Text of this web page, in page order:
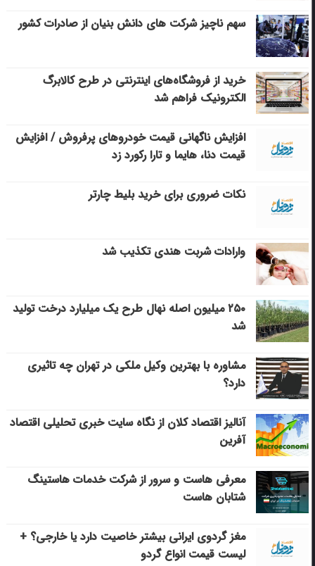
سهم ناچیز شرکت های دانش بنیان از صادرات کشور
خرید از فروشگاه‌های اینترنتی در طرح کالابرگ
الکترونیک فراهم شد
افزایش ناگهانی قیمت خودروهای پرفروش / افزایش
قیمت دنا، هایما و تارا رکورد زد
نکات ضروری برای خرید بلیط چارتر
وارادات شربت هندی تکذیب شد
۲۵۰ میلیون اصله نهال طرح یک میلیارد درخت تولید
شد
مشاوره با بهترین وکیل ملکی در تهران چه تاثیری
دارد؟
آنالیز اقتصاد کلان از نگاه سایت خبری تحلیلی اقتصاد
آفرین
معرفی هاست و سرور از شرکت خدمات هاستینگ
شتابان هاست
مغز گردوی ایرانی بیشتر خاصیت دارد یا خارجی؟ +
لیست قیمت انواع گردو